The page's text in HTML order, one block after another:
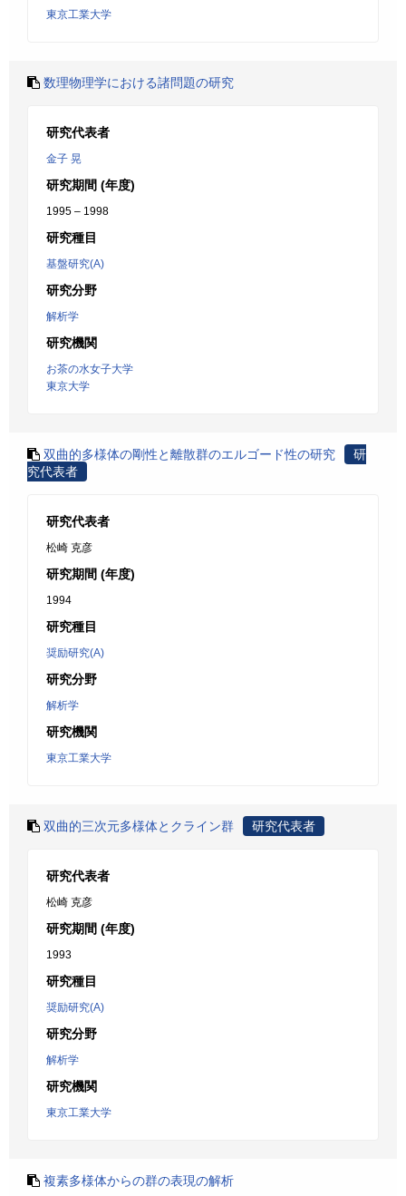
東京工業大学
数理物理学における諸問題の研究
研究代表者
金子 晃
研究期間 (年度)
1995 – 1998
研究種目
基盤研究(A)
研究分野
解析学
研究機関
お茶の水女子大学
東京大学
双曲的多様体の剛性と離散群のエルゴード性の研究
研
究代表者
研究代表者
松崎 克彦
研究期間 (年度)
1994
研究種目
奨励研究(A)
研究分野
解析学
研究機関
東京工業大学
双曲的三次元多様体とクライン群 研究代表者
研究代表者
松崎 克彦
研究期間 (年度)
1993
研究種目
奨励研究(A)
研究分野
解析学
研究機関
東京工業大学
複素多様体からの群の表現の解析